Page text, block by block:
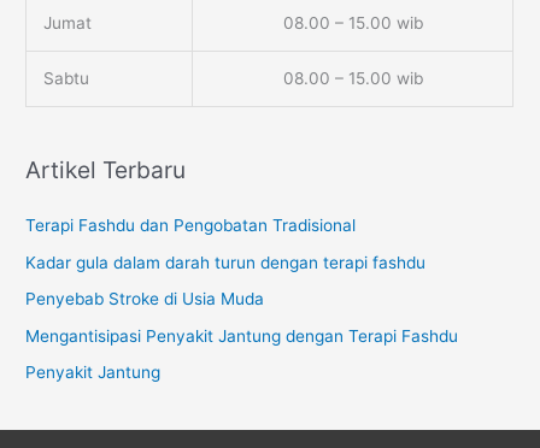
Jumat 08.00 – 15.00 wib
Sabtu 08.00 – 15.00 wib
Artikel Terbaru
Terapi Fashdu dan Pengobatan Tradisional
Kadar gula dalam darah turun dengan terapi fashdu
Penyebab Stroke di Usia Muda
Mengantisipasi Penyakit Jantung dengan Terapi Fashdu
Penyakit Jantung